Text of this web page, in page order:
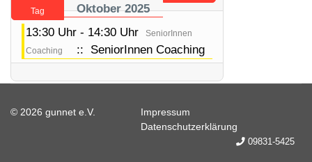
Tag
Oktober 2025
13:30 Uhr - 14:30 Uhr
SeniorInnen
Coaching
:: SeniorInnen Coaching
© 2026 gunnet e.V.
Impressum
Datenschutzerklärung
09831-5425